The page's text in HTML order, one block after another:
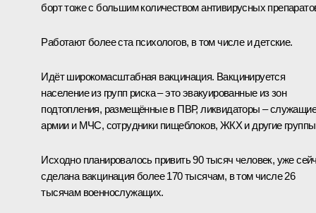
борт тоже с большим количеством антивирусных
Работают более ста психологов, в том числе и детские.
Идёт широкомасштабная вакцинация. Вакцинируется
население из групп риска – это эвакуированные из зон
подтопления, размещённые в ПВР, ликвидаторы – служащие
армии и МЧС, сотрудники пищеблоков, ЖКХ и другие
Исходно планировалось привить 90 тысяч человек, уже
сделана вакцинация более 170 тысячам, в том числе 26
тысячам военнослужащих.